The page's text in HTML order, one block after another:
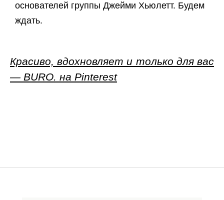
основателей группы Джейми Хьюлетт. Будем
ждать.
Красиво, вдохновляет и только для вас
— BURO. на Pinterest